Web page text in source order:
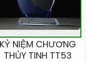
KỶ NIỆM CHƯƠNG
THỦY TINH TT53